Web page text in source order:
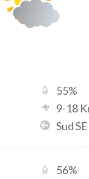
55%
9-18
Sud SE
56%